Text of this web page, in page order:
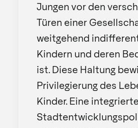
Jungen vor den
Türen einer
weitgehend
Kindern und deren
ist. Diese Haltung
Privilegierung des
Kinder. Eine integrierte